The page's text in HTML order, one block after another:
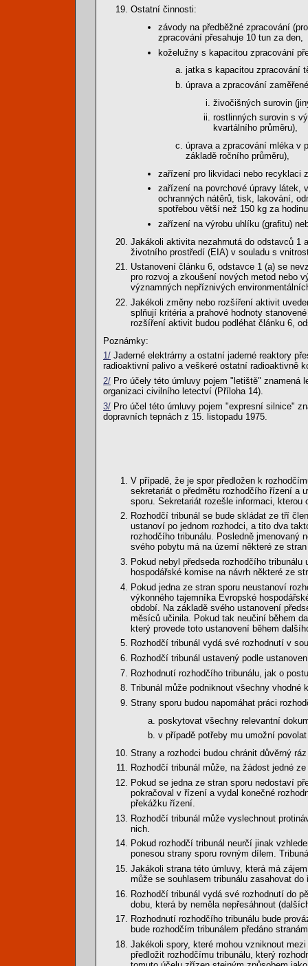
Ostatní činnosti:
závody na předběžné zpracování
zpracování přesahuje 10 tun za den,
koželužny s kapacitou zpracování
jatka s kapacitou zpracování
úprava a zpracování
živočišných surovin
rostlinných surovin s
kvartálního průměru),
úprava a zpracování mléka v
základě ročního průměru),
zařízení pro likvidaci nebo recyklaci
zařízení na povrchové úpravy látek,
ochranných nátěrů, tisk, lakování,
spotřebou větší než 150 kg za
zařízení na výrobu uhlíku (grafitu)
Jakákoli aktivita nezahrnutá do odstavců 1
životního prostředí (EIA) v souladu s
Ustanovení článku 6, odstavce 1 (a) se
pro rozvoj a zkoušení nových metod nebo
významných nepříznivých
Jakékoli změny nebo rozšíření aktivit
splňují kritéria a prahové hodnoty
rozšíření aktivit budou podléhat článku 6,
Poznámky:
1/ Jaderné elektrárny a ostatní jaderné reaktory
radioaktivní palivo a veškeré ostatní radioaktivně
2/ Pro účely této úmluvy pojem "letiště" znamená
organizaci civilního letectví (Příloha 14).
3/ Pro účel této úmluvy pojem "expresní silnice"
dopravních tepnách z 15. listopadu 1975.
V případě, že je spor předložen k
sekretariát o předmětu rozhodčího řízení a
sporu. Sekretariát rozešle informaci,
Rozhodčí tribunál se bude skládat ze tří
ustanoví po jednom rozhodci, a tito dva
rozhodčího tribunálu. Posledně
svého pobytu má na území některé ze
Pokud nebyl předseda rozhodčího
hospodářské komise na návrh některé ze
Pokud jedna ze stran sporu neustanoví
výkonného tajemníka Evropské
období. Na základě svého ustanovení
měsíců učinila. Pokud tak neučiní během
který provede toto ustanovení během
Rozhodčí tribunál vydá své rozhodnutí v
Rozhodčí tribunál ustavený podle
Rozhodnutí rozhodčího tribunálu, jak o
Tribunál může podniknout všechny vhodné
Strany sporu budou napomáhat práci
poskytovat všechny relevantní
v případě potřeby mu umožní
Strany a rozhodci budou chránit důvěrný
Rozhodčí tribunál může, na žádost jedné
Pokud se jedna ze stran sporu nedostaví
pokračoval v řízení a vydal konečné
překážku řízení.
Rozhodčí tribunál může vyslechnout
nich.
Pokud rozhodčí tribunál neurčí jinak
ponesou strany sporu rovným dílem.
Jakákoli strana této úmluvy, která má
může se souhlasem tribunálu zasahovat do
Rozhodčí tribunál vydá své rozhodnutí do
dobu, která by neměla nepřesáhnout
Rozhodnutí rozhodčího tribunálu bude
bude rozhodčím tribunálem předáno
Jakékoli spory, které mohou vzniknout
předložit rozhodčímu tribunálu, který